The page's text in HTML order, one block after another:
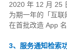
2020 年 12 月 25
为期一年的「互
在首批改造 App 名
3、服务通知检索